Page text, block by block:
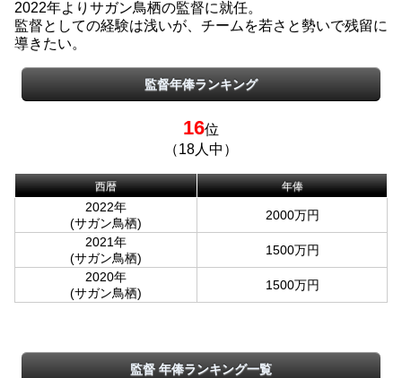
2022年よりサガン鳥栖の監督に就任。
監督としての経験は浅いが、チームを若さと勢いで残留に
導きたい。
監督年俸ランキング
16位
（18人中）
西暦 年俸
2022年
(サガン鳥栖)
2000万円
2021年
(サガン鳥栖)
1500万円
2020年
(サガン鳥栖)
1500万円
監督 年俸ランキング一覧